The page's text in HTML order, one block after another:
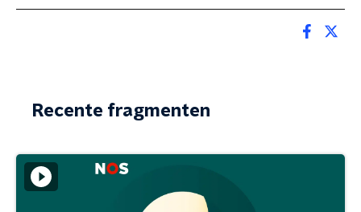
Recente fragmenten